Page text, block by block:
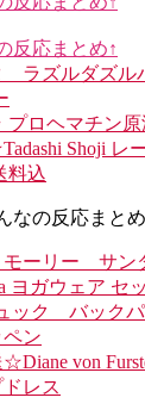
反応まとめ↑
ラズルダズル
プロヘマチン
Shoji レ
料込
なの反応まとめ
ーリー サン
ヨガウェア セ
ック バック
ン
von
レス